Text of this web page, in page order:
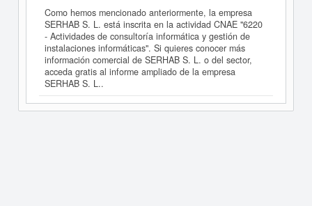
Como hemos mencionado anteriormente, la empresa
SERHAB S. L. está inscrita en la actividad CNAE "6220
- Actividades de consultoría informática y gestión de
instalaciones informáticas". Si quieres conocer más
información comercial de SERHAB S. L. o del sector,
acceda gratis al informe ampliado de la empresa
SERHAB S. L..